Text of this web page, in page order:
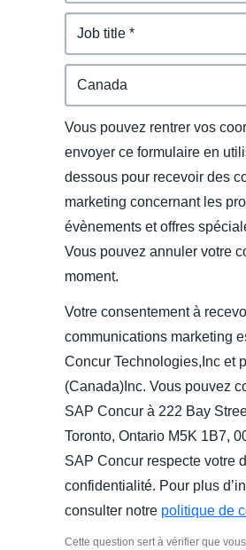
Vous pouvez rentrer vos
envoyer ce formulaire en
dessous pour recevoir des
marketing concernant les
évènements et offres
Vous pouvez annuler votre
moment.
Votre consentement à
communications marketing
Concur Technologies,Inc et
(Canada)Inc. Vous pouvez
SAP Concur à 222 Bay
Toronto, Ontario M5K 1B7,
SAP Concur respecte votre
confidentialité. Pour plus
consulter notre politique de
Cette question sert à vérifier que